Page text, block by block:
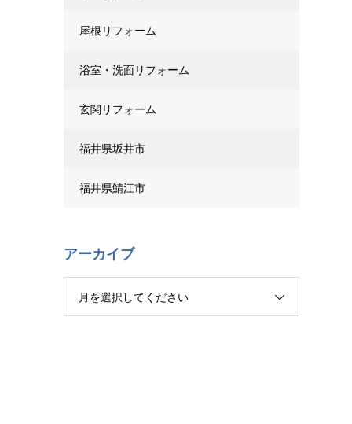
屋根リフォーム
浴室・洗面リフォーム
玄関リフォーム
福井県坂井市
福井県鯖江市
アーカイブ
月を選択してください